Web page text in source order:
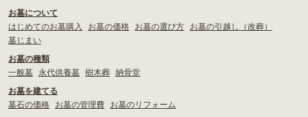
お墓について
はじめてのお墓購入
お墓の価格 お墓の選び方
お墓の引越し（改葬）
墓じまい
お墓の種類
一般墓
永代供養墓 樹木葬 納骨堂
お墓を建てる
墓石の価格
お墓の管理費
お墓のリフォーム